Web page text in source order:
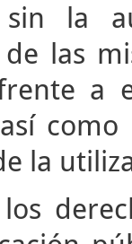
sin la
las
a
la